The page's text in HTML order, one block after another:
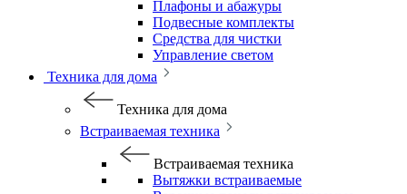
Плафоны и абажуры
Подвесные комплекты
Средства для чистки
Управление светом
Техника для дома
Техника для дома
Встраиваемая техника
Встраиваемая техника
Вытяжки встраиваемые